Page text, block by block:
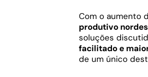
Com o aumento
produtivo
soluções
facilitado e
de um único